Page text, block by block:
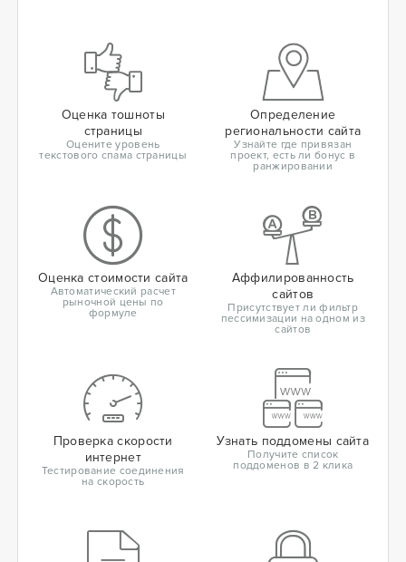
Оценка тошноты
страницы
Оцените уровень
текстового спама страницы
Определение
региональности сайта
Узнайте где привязан
проект, есть ли бонус в
ранжировании
Оценка стоимости сайта
Автоматический расчет
рыночной цены по
формуле
Аффилированность
сайтов
Присутствует ли фильтр
пессимизации на одном из
сайтов
Проверка скорости
интернет
Тестирование соединения
на скорость
Узнать поддомены сайта
Получите список
поддоменов в 2 клика